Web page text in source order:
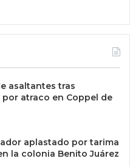
asaltantes tras
atraco en Coppel de
aplastado por tarima
la colonia Benito Juárez